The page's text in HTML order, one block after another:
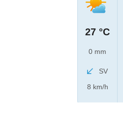
27 °C
0 mm
SV
8 km/h